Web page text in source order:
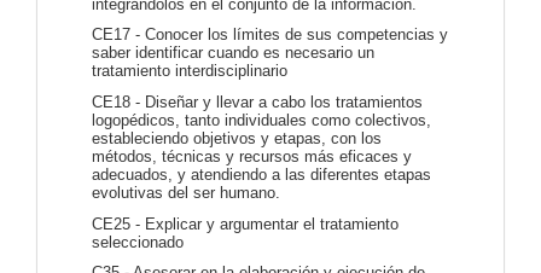
integrándolos en el conjunto de la información.
CE17 - Conocer los límites de sus competencias y
saber identificar cuando es necesario un
tratamiento interdisciplinario
CE18 - Diseñar y llevar a cabo los tratamientos
logopédicos, tanto individuales como colectivos,
estableciendo objetivos y etapas, con los
métodos, técnicas y recursos más eficaces y
adecuados, y atendiendo a las diferentes etapas
evolutivas del ser humano.
CE25 - Explicar y argumentar el tratamiento
seleccionado